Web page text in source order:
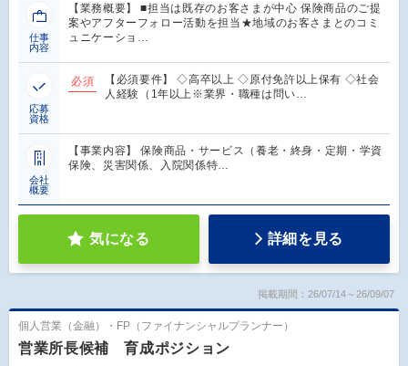
仕事
内容
【業務概要】 ■担当は既存のお客さまが中心 保険商品のご提
案やアフターフォロー活動を担当★地域のお客さまとのコミ
ュニケーショ…
応募
資格
必須
【必須要件】 ◇高卒以上 ◇原付免許以上保有 ◇社会
人経験（1年以上※業界・職種は問い…
会社
概要
【事業内容】 保険商品・サービス（養老・終身・定期・学資
保険、災害関係、入院関係特…
気になる 詳細を見る
掲載期間：26/07/14～26/09/07
個人営業（金融）・FP（ファイナンシャルプランナー）
営業所長候補 育成ポジション